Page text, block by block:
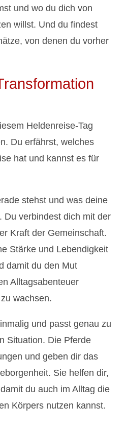
und wo du dich von
willst. Und du findest
von denen du vorher
Heldenreise-Tag
Du erfährst, welches
hat und kannst es für
stehst und was deine
Du verbindest dich mit der
Kraft der Gemeinschaft.
Stärke und Lebendigkeit
damit du den Mut
Alltagsabenteuer
wachsen.
und passt genau zu
Situation. Die Pferde
und geben dir das
Sie helfen dir,
du auch im Alltag die
Körpers nutzen kannst.